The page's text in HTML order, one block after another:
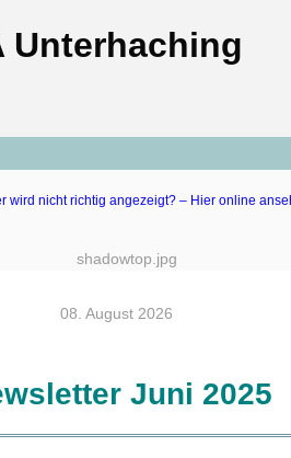
Unterhaching
wird nicht richtig angezeigt? – Hier online
‍08. August 2026 ‍
Juni 2025